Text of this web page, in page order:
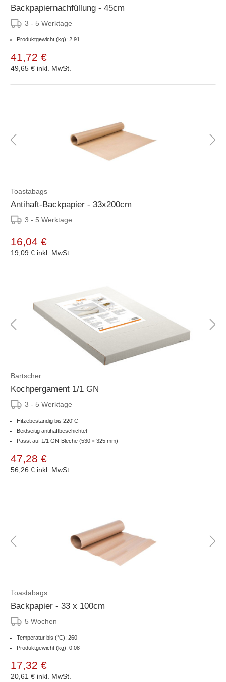
Backpapiernachfüllung - 45cm
3 - 5 Werktage
Produktgewicht (kg): 2.91
41,72 €
49,65 € inkl. MwSt.
Toastabags
Antihaft-Backpapier - 33x200cm
3 - 5 Werktage
16,04 €
19,09 € inkl. MwSt.
Bartscher
Kochpergament 1/1 GN
3 - 5 Werktage
Hitzebeständig bis 220°C
Beidseitig antihaftbeschichtet
Passt auf 1/1 GN-Bleche (530 × 325 mm)
47,28 €
56,26 € inkl. MwSt.
Toastabags
Backpapier - 33 x 100cm
5 Wochen
Temperatur bis (°C): 260
Produktgewicht (kg): 0.08
17,32 €
20,61 € inkl. MwSt.